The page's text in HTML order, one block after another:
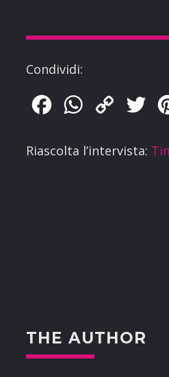
Condividi:
FacebookWhatsApp
Copy
Riascolta l’intervista:
THE AUTHOR